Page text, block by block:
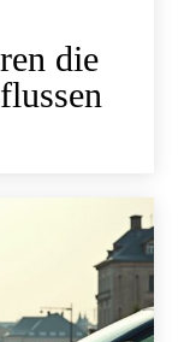
die